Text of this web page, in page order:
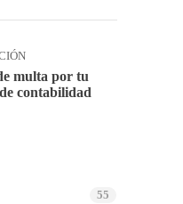
multa por tu
contabilidad
55